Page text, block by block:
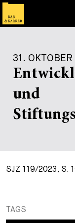
Expertise
Deals & Cases
Publikationen
Publikation
Vortrag
Karriere
Arbeiten bei uns
Kontakt
31.
und
SJZ 119/2023, S.
TAGS